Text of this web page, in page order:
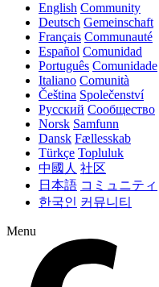
English Community
Deutsch Gemeinschaft
Français Communauté
Español Comunidad
Português Comunidade
Italiano Comunità
Čeština Společenství
Русский Сообщество
Norsk Samfunn
Dansk Fællesskab
Türkçe Topluluk
中國人 社区
日本語 コミュニティ
한국인 커뮤니티
Menu